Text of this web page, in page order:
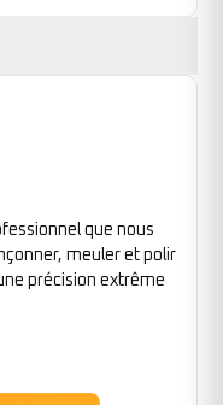
que nous
meuler et polir
précision extrême